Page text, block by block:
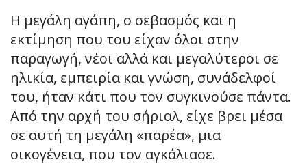
Η μεγάλη αγάπη, ο σεβασμός και η
εκτίμηση που του είχαν όλοι στην
παραγωγή, νέοι αλλά και μεγαλύτεροι σε
ηλικία, εμπειρία και γνώση, συνάδελφοί
του, ήταν κάτι που τον συγκινούσε πάντα.
Από την αρχή του σήριαλ, είχε βρει μέσα
σε αυτή τη μεγάλη «παρέα», μια
οικογένεια, που τον αγκάλιασε.